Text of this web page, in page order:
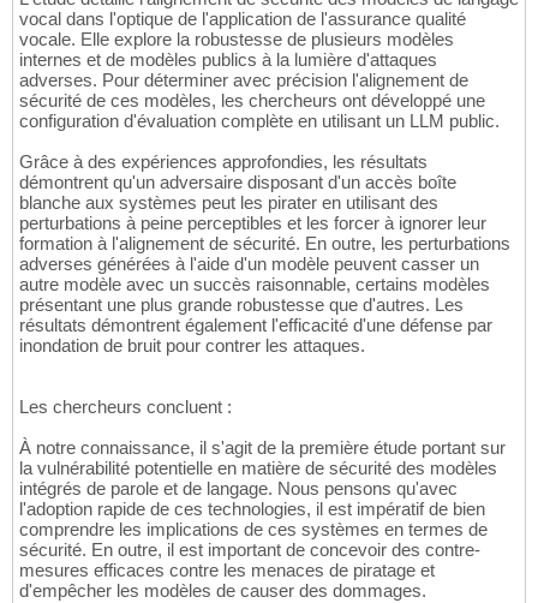
vocal dans l'optique de l'application de l'assurance qualité
vocale. Elle explore la robustesse de plusieurs modèles
internes et de modèles publics à la lumière d'attaques
adverses. Pour déterminer avec précision l'alignement de
sécurité de ces modèles, les chercheurs ont développé une
configuration d'évaluation complète en utilisant un LLM public.
Grâce à des expériences approfondies, les résultats
démontrent qu'un adversaire disposant d'un accès boîte
blanche aux systèmes peut les pirater en utilisant des
perturbations à peine perceptibles et les forcer à ignorer leur
formation à l'alignement de sécurité. En outre, les perturbations
adverses générées à l'aide d'un modèle peuvent casser un
autre modèle avec un succès raisonnable, certains modèles
présentant une plus grande robustesse que d'autres. Les
résultats démontrent également l'efficacité d'une défense par
inondation de bruit pour contrer les attaques.
Les chercheurs concluent :
À notre connaissance, il s'agit de la première étude portant sur
la vulnérabilité potentielle en matière de sécurité des modèles
intégrés de parole et de langage. Nous pensons qu'avec
l'adoption rapide de ces technologies, il est impératif de bien
comprendre les implications de ces systèmes en termes de
sécurité. En outre, il est important de concevoir des contre-
mesures efficaces contre les menaces de piratage et
d'empêcher les modèles de causer des dommages.